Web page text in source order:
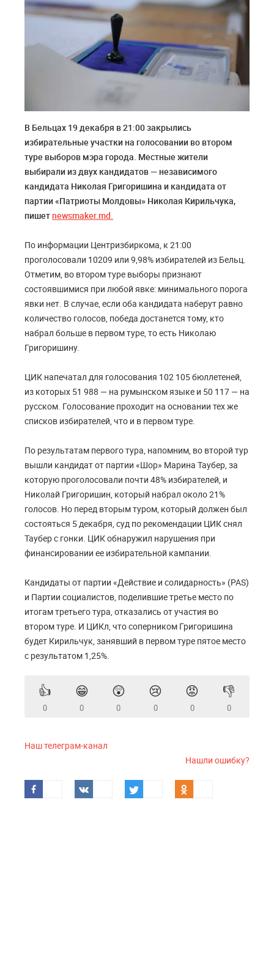
В Бельцах 19 декабря в 21:00 закрылись
избирательные участки на голосовании во втором
туре выборов мэра города. Местные жители
выбирали из двух кандидатов — независимого
кандидата Николая Григоришина и кандидата от
партии «Патриоты Молдовы» Николая Кирильчука,
пишетnewsmaker.md.
По информации Центризбиркома, к 21:00
проголосовали 10209 или 9,98% избирателей из Бельц.
Отметим, во втором туре выборы признают
состоявшимися при любой явке: минимального порога
явки нет. В случае, если оба кандидата наберут равно
количество голосов, победа достанется тому, кто
набрал больше в первом туре, то есть Николаю
Григоришину.
ЦИК напечатал для голосования 102 105 бюллетеней,
из которых 51 988 — на румынском языке и 50 117 — на
русском. Голосование проходит на основании тех же
списков избирателей, что и в первом туре.
По результатам первого тура, напомним, во второй тур
вышли кандидат от партии «Шор» Марина Таубер, за
которую проголосовали почти 48% избирателей, и
Николай Григоришин, который набрал около 21%
голосов. Но перед вторым туром, который должен был
состояться 5 декабря, суд по рекомендации ЦИК снял
Таубер с гонки. ЦИК обнаружил нарушения при
финансировании ее избирательной кампании.
Кандидаты от партии «Действие и солидарность» (PAS)
и Партии социалистов, поделившие третье место по
итогам третьего тура, отказались от участия во
втором туре. И ЦИКл, что соперником Григоришина
будет Кирильчук, занявший в первом туре пятое место
с результатом 1,25%.
👍
0
😁
0
😲
0
😢
0
😡
0
👎
0
Наш телеграм-канал
Нашли ошибку?